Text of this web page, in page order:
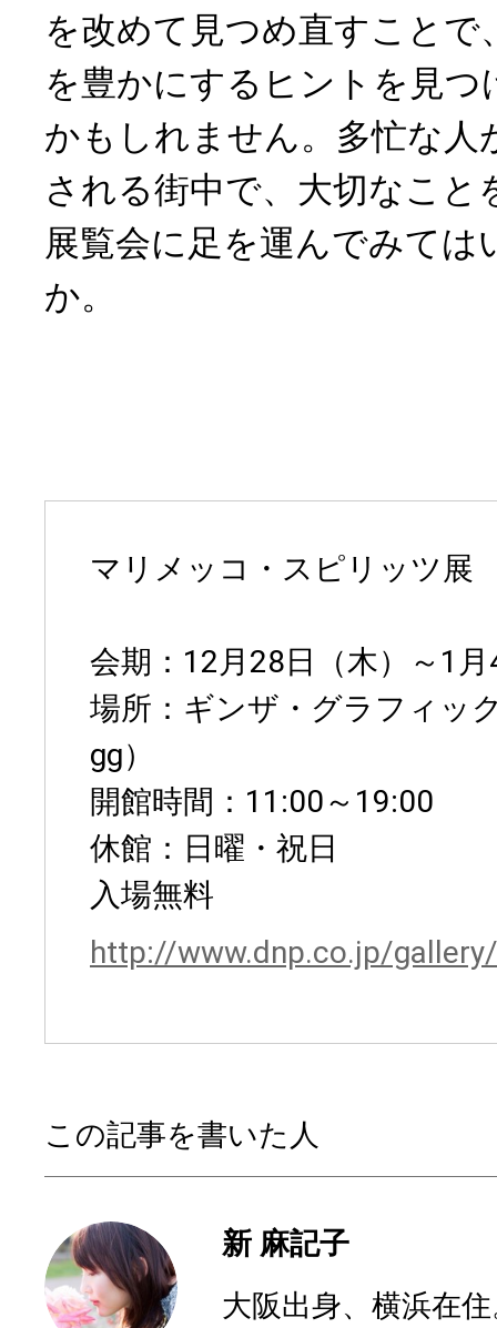
を改めて見つめ直すことで
を豊かにするヒントを見
かもしれません。多忙な人
される街中で、大切なこと
展覧会に足を運んでみては
か。
マリメッコ・スピリッツ展
会期：12月28日（木）～1
場所：ギンザ・グラフィッ
gg）
開館時間：11:00～19:00
休館：日曜・祝日
入場無料
http://www.dnp.co.jp/
この記事を書いた人
新 麻記子
大阪出身、横浜在